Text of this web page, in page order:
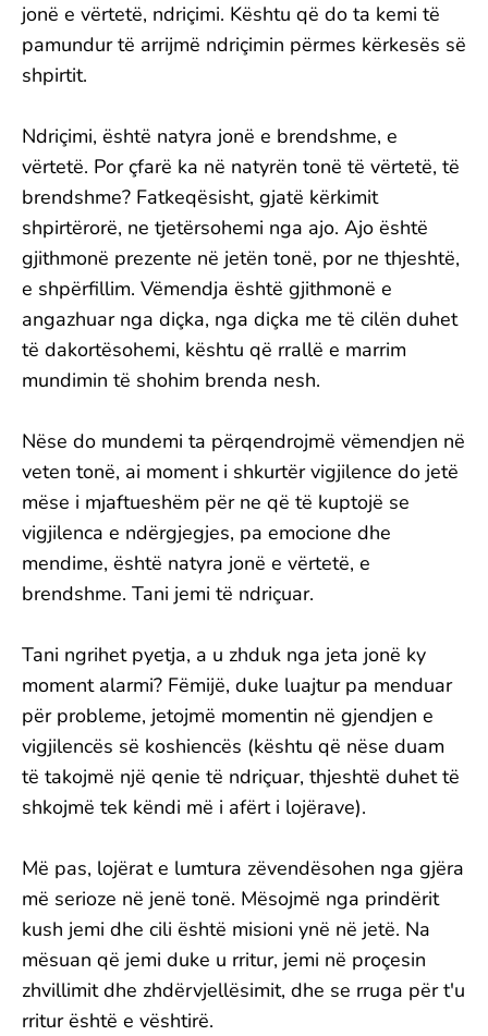
jonë e vërtetë, ndriçimi. Kështu që do ta kemi të
pamundur të arrijmë ndriçimin përmes kërkesës së
shpirtit.
Ndriçimi, është natyra jonë e brendshme, e
vërtetë. Por çfarë ka në natyrën tonë të vërtetë, të
brendshme? Fatkeqësisht, gjatë kërkimit
shpirtërorë, ne tjetërsohemi nga ajo. Ajo është
gjithmonë prezente në jetën tonë, por ne thjeshtë,
e shpërfillim. Vëmendja është gjithmonë e
angazhuar nga diçka, nga diçka me të cilën duhet
të dakortësohemi, kështu që rrallë e marrim
mundimin të shohim brenda nesh.
Nëse do mundemi ta përqendrojmë vëmendjen në
veten tonë, ai moment i shkurtër vigjilence do jetë
mëse i mjaftueshëm për ne që të kuptojë se
vigjilenca e ndërgjegjes, pa emocione dhe
mendime, është natyra jonë e vërtetë, e
brendshme. Tani jemi të ndriçuar.
Tani ngrihet pyetja, a u zhduk nga jeta jonë ky
moment alarmi? Fëmijë, duke luajtur pa menduar
për probleme, jetojmë momentin në gjendjen e
vigjilencës së koshiencës (kështu që nëse duam
të takojmë një qenie të ndriçuar, thjeshtë duhet të
shkojmë tek këndi më i afërt i lojërave).
Më pas, lojërat e lumtura zëvendësohen nga gjëra
më serioze në jenë tonë. Mësojmë nga prindërit
kush jemi dhe cili është misioni ynë në jetë. Na
mësuan që jemi duke u rritur, jemi në proçesin
zhvillimit dhe zhdërvjellësimit, dhe se rruga për t'u
rritur është e vështirë.